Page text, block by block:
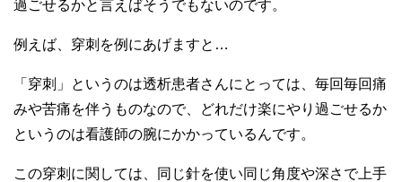
過ごせるかと言えばそうでもないのです。
例えば、穿刺を例にあげますと…
「穿刺」というのは透析患者さんにとっては、毎回毎回痛
みや苦痛を伴うものなので、どれだけ楽にやり過ごせるか
というのは看護師の腕にかかっているんです。
この穿刺に関しては、同じ針を使い同じ角度や深さで上手